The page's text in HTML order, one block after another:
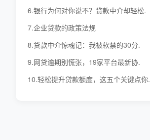
6.银行为何对你说不？贷款中介却轻松.
7.企业贷款的政策法规
8.贷款中介惊魂记：我被软禁的30分.
9.网贷逾期别慌张，19家平台最新协.
10.轻松提升贷款额度，这五个关键点你.